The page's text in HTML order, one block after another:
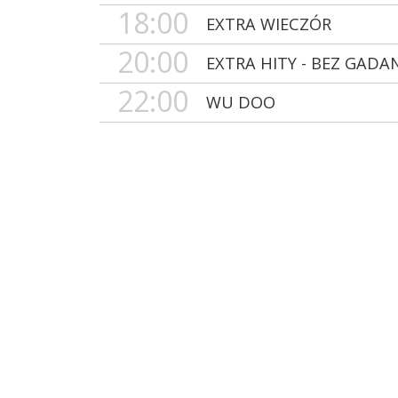
18:00
EXTRA WIECZÓR
20:00 EXTRA HITY - BEZ
22:00 WU DOO